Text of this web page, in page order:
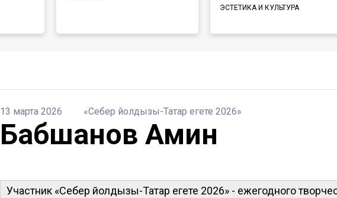
ЭСТЕТИКА И КУЛЬТУРА
13 марта 2026 «Себер йолдызы-Татар егете 2026»
Бабшанов Амин
Участник «Себер йолдызы-Татар егете 2026» - ежегодного